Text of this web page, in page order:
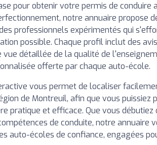
pour obtenir votre permis de conduire
notre annuaire propose
professionnels expérimentés qui
possible. Chaque profil inclut des
vue détaillée de la qualité de
offerte par chaque auto-école.
vous permet de localiser
de Montreuil, afin que vous puissiez
pratique et efficace. Que vous débutiez
de conduite, notre annuaire
auto-écoles de confiance, engagées